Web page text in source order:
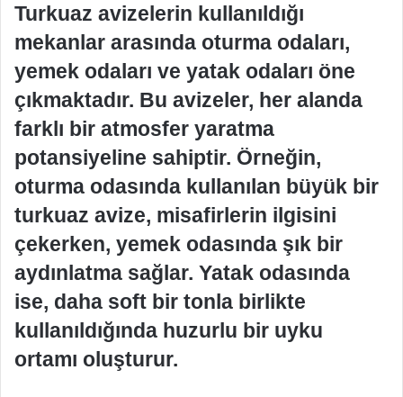
Turkuaz avizelerin kullanıldığı
mekanlar arasında oturma odaları,
yemek odaları ve yatak odaları öne
çıkmaktadır. Bu avizeler, her alanda
farklı bir atmosfer yaratma
potansiyeline sahiptir. Örneğin,
oturma odasında kullanılan büyük bir
turkuaz avize, misafirlerin ilgisini
çekerken, yemek odasında şık bir
aydınlatma sağlar. Yatak odasında
ise, daha soft bir tonla birlikte
kullanıldığında huzurlu bir uyku
ortamı oluşturur.